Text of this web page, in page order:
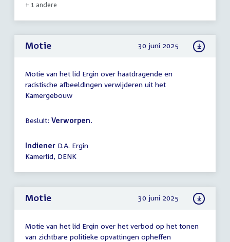
+ 1 andere
Motie 30 juni 2025
Motie van het lid Ergin over haatdragende en
racistische afbeeldingen verwijderen uit het
Kamergebouw
Besluit: Verworpen.
Indiener D.A. Ergin
Kamerlid, DENK
Motie 30 juni 2025
Motie van het lid Ergin over het verbod op het tonen
van zichtbare politieke opvattingen opheffen